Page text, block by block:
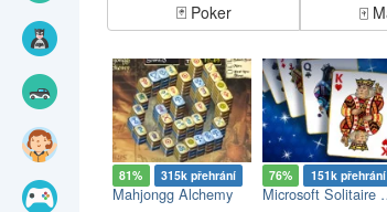
🃏 Poker 🀄
81% 315k přehrání
Mahjongg Alchemy
76% 151k přehrání